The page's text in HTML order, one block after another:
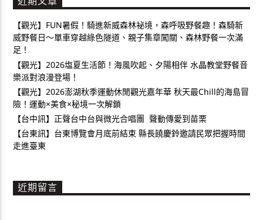
【觀光】FUN暑假！騎進新威森林祕境，森呼吸野餐趣！森騎新
威野餐日～單車穿越綠色隧道、親子集章闖關、森林野餐一次滿
足！
【觀光】2026塩夏生活節！海風吹起、夕陽相伴 水晶教堂野餐音
樂派對浪漫登場！
【觀光】2026澎湖秋季運動休閒觀光嘉年華 秋天最Chill的海島冒
險！運動×美食×秘境一次解鎖
【台中訊】正聲台中台與微光合唱團 聲動傳愛到苗栗
【台東訊】台東博覽會月底前結束 縣長饒慶鈴邀請民眾把握時間
走進臺東
近期留言